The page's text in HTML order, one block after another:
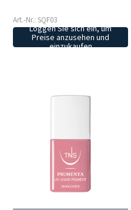
Art.-Nr.: SQF03
Loggen Sie sich ein, um
Preise anzusehen und
einzukaufen